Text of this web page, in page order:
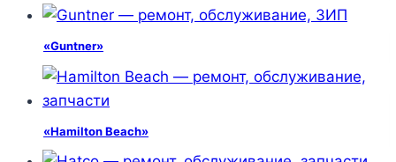
«Guntner»
«Hamilton Beach»